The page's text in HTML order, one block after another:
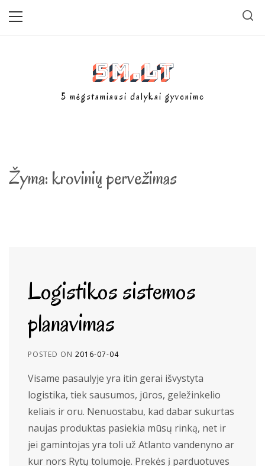
5m.lt
5 mėgstamiausi dalykai gyvenime
Žyma: krovinių pervežimas
Logistikos sistemos
planavimas
POSTED ON 2016-07-04
Visame pasaulyje yra itin gerai išvystyta
logistika, tiek sausumos, jūros, geležinkelio
keliais ir oru. Nenuostabu, kad dabar sukurtas
naujas produktas pasiekia mūsų rinką, net ir
jei gamintojas yra toli už Atlanto vandenyno ar
kur nors Rytų tolumoje. Prekės į parduotuves